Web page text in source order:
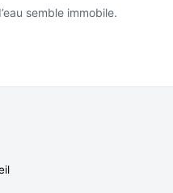
semble immobile.